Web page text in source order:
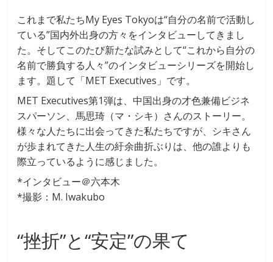
これまで私たちMy Eyes Tokyoは“自分の名前で活動し
ている”国内外出身の方々をインタビューしてきまし
た。そしてこのたび新たな試みとして“これから自分の
名前で勝負する人々”のインタビューシリーズを開始し
ます。題して「MET Executives」です。
MET Executives第1弾は、中国出身の才色兼備ビジネ
スパーソン、馬思琦（マ・シキ）さんのストーリー。
様々な人たちに出会ってきた私たちですが、シキさん
が歩まれてきた人生の紆余曲折ぶりは、他の誰よりも
際立っているように感じました。
*インタビュー＠六本木
*撮影：M. Iwakubo
“挫折”と“安定”の果て